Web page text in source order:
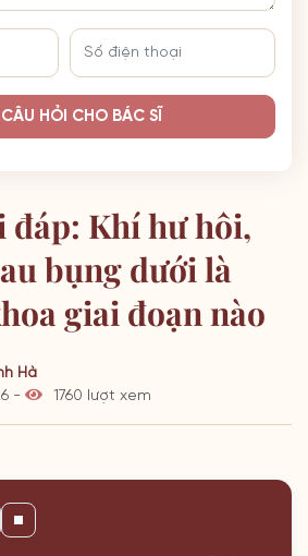
HỎI CHO BÁC SĨ
đáp: Khí hư hôi,
bụng dưới là
giai đoạn nào
Hà
-
1760 lượt xem